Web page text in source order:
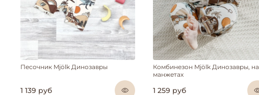
Песочник Mjölk Динозавры
1 139 руб
Комбинезон Mjölk Динозавры, на
манжетах
1 259 руб